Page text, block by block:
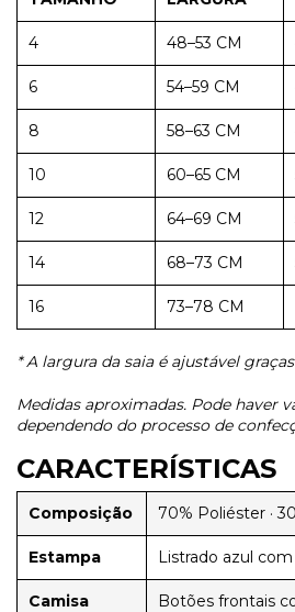
4 48–53 CM
6 54–59 CM
8 58–63 CM
10 60–65 CM
12 64–69 CM
14 68–73 CM
16 73–78 CM
* A largura da saia é ajustável
Medidas aproximadas. Pode haver
dependendo do processo de
CARACTERÍSTICAS
Composição 70% Poliéster ·
Estampa Listrado azul
Camisa Botões frontais